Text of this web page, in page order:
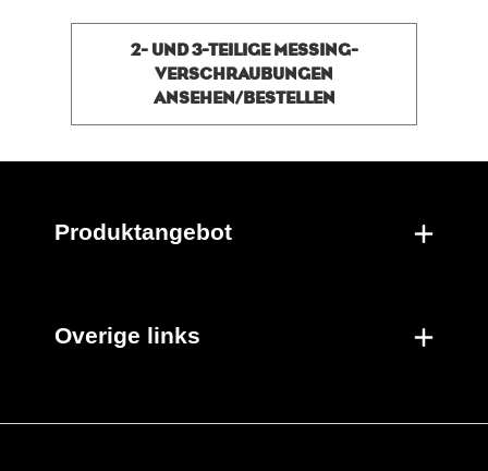
2- UND 3-TEILIGE MESSING-
VERSCHRAUBUNGEN
ANSEHEN/BESTELLEN
Produktangebot
Overige links